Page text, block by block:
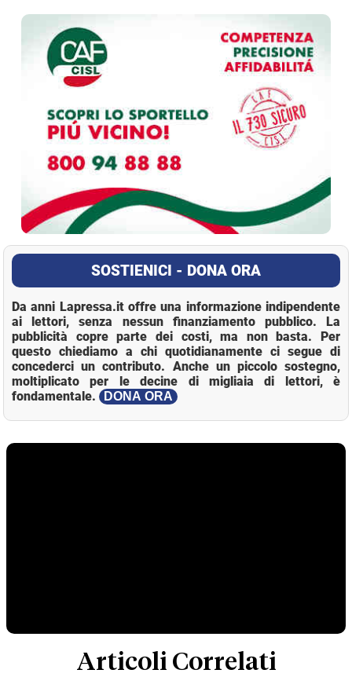
La Pressa
SOSTIENICI - DONA ORA
Da anni Lapressa.it offre una informazione indipendente
ai lettori, senza nessun finanziamento pubblico. La
pubblicità copre parte dei costi, ma non basta. Per
questo chiediamo a chi quotidianamente ci segue di
concederci un contributo. Anche un piccolo sostegno,
moltiplicato per le decine di migliaia di lettori, è
fondamentale.
DONA ORA
Articoli Correlati